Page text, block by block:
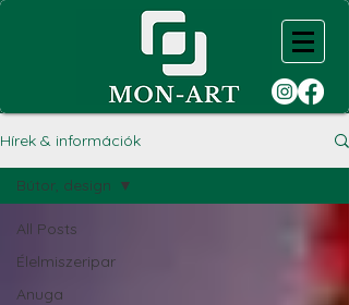
Hírek & információk
All Posts
Élelmiszeripar
Anuga
Bútor, design